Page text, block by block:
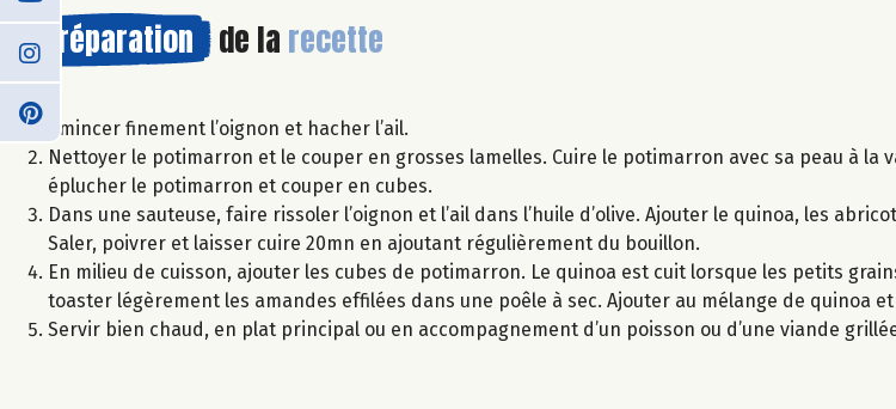
Préparation de la recette
Emincer finement l’oignon et hacher l’ail.
Nettoyer le potimarron et le couper en grosses lamelles. Cuire le potimarron avec sa peau à la
éplucher le potimarron et couper en cubes.
Dans une sauteuse, faire rissoler l’oignon et l’ail dans l’huile d’olive. Ajouter le quinoa, les
Saler, poivrer et laisser cuire 20mn en ajoutant régulièrement du bouillon.
En milieu de cuisson, ajouter les cubes de potimarron. Le quinoa est cuit lorsque les petits
toaster légèrement les amandes effilées dans une poêle à sec. Ajouter au mélange de quinoa
Servir bien chaud, en plat principal ou en accompagnement d’un poisson ou d’une viande